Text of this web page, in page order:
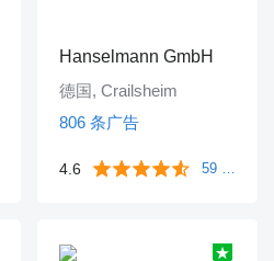
Hanselmann GmbH
德国, Crailsheim
806 条广告
4.6